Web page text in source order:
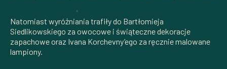
Natomiast wyróżniania trafiły do Bartłomieja
Siedlikowskiego za owocowe i świąteczne dekoracje
zapachowe oraz Ivana Korchevny’ego za ręcznie malowane
lampiony.